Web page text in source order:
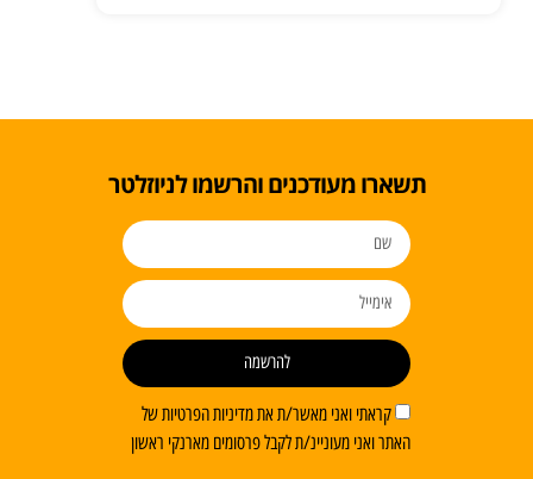
תשארו מעודכנים והרשמו לניוזלטר
קראתי ואני מאשר/ת את מדיניות הפרטיות של
האתר ואני מעוניינ/ת לקבל פרסומים מארנקי ראשון
להרשמה